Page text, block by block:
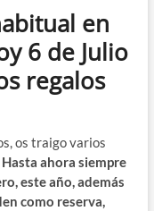
en
6 de Julio
regalos
os traigo varios
Hasta ahora siempre
este año, además
como reserva,